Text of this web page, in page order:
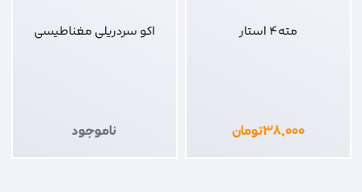
مته4 استار
۳۸,۰۰۰تومان
اکو سردریلی مغناطیسی
ناموجود